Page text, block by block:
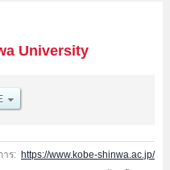
บคัดเลือกเข้าศึกษาเช่นจำนวนคน
กเป็นต้น,แนะนำสถานที่,การเดิน
าข้อมูลตามอัธยาศัย
University
าร: https://www.kobe-shinwa.ac.jp/